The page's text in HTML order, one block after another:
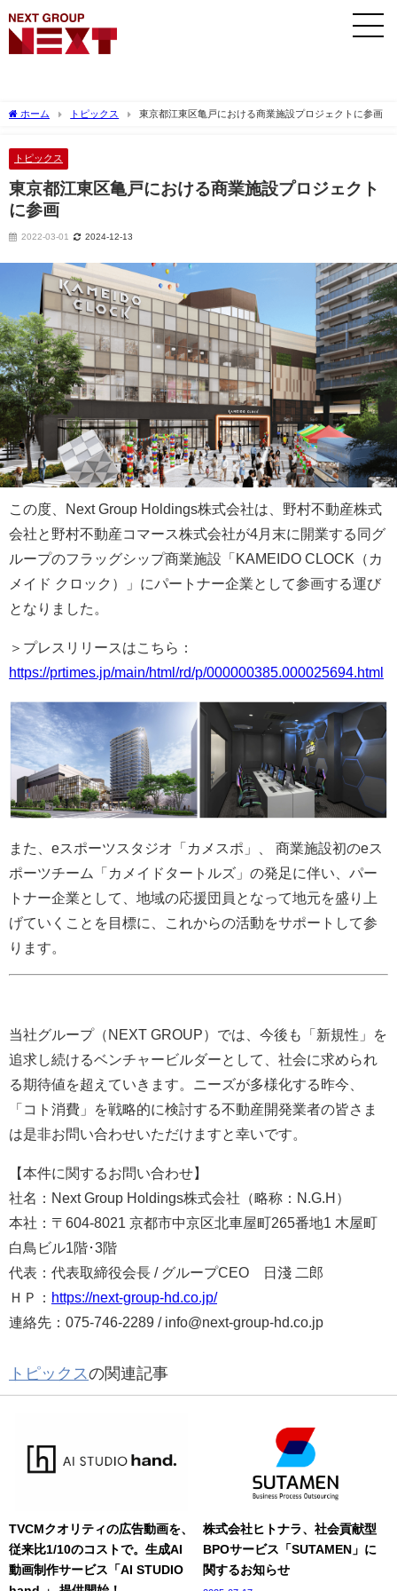
ホーム トピックス 東京都江東区亀戸における商業施設プロジェクトに参画
トピックス
東京都江東区亀戸における商業施設プロジェクト
に参画
2022-03-01 2024-12-13
この度、Next Group Holdings株式会社は、野村不動産株式
会社と野村不動産コマース株式会社が4月末に開業する同グ
ループのフラッグシップ商業施設「KAMEIDO CLOCK（カ
メイド クロック）」にパートナー企業として参画する運び
となりました。
＞プレスリリースはこちら：
https://prtimes.jp/main/html/rd/p/000000385.000025694.html
また、eスポーツスタジオ「カメスポ」、 商業施設初のeス
ポーツチーム「カメイドタートルズ」の発足に伴い、パー
トナー企業として、 地域の応援団員となって地元を盛り上
げていくことを目標に、これからの活動をサポートして参
ります。
当社グループ（NEXT GROUP）では、今後も「新規性」を
追求し続けるベンチャービルダーとして、社会に求められ
る期待値を超えていきます。ニーズが多様化する昨今、
「コト消費」を戦略的に検討する不動産開発業者の皆さま
は是非お問い合わせいただけますと幸いです。
【本件に関するお問い合わせ】
社名：Next Group Holdings株式会社（略称：N.G.H）
本社：〒604-8021 京都市中京区北車屋町265番地1 木屋町
白鳥ビル1階･3階
代表：代表取締役会長 / グループCEO 日淺 二郎
ＨＰ： https://next-group-hd.co.jp/
連絡先：075-746-2289 / info@next-group-hd.co.jp
トピックスの関連記事
TVCMクオリティの広告動画を、
従来比1/10のコストで。生成AI
動画制作サービス「AI STUDIO
株式会社ヒトナラ、社会貢献型
BPOサービス「SUTAMEN」に
関するお知らせ